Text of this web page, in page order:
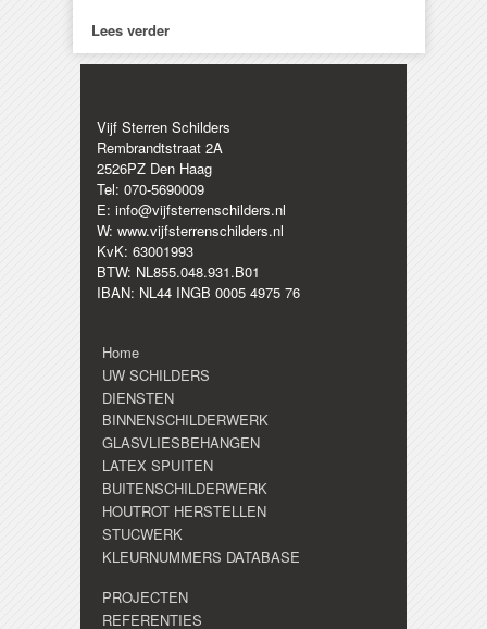
Lees verder
Vijf Sterren Schilders
Rembrandtstraat 2A
2526PZ Den Haag
Tel: 070-5690009
E: info@vijfsterrenschilders.nl
W: www.vijfsterrenschilders.nl
KvK: 63001993
BTW: NL855.048.931.B01
IBAN: NL44 INGB 0005 4975 76
Home
UW SCHILDERS
DIENSTEN
BINNENSCHILDERWERK
GLASVLIESBEHANGEN
LATEX SPUITEN
BUITENSCHILDERWERK
HOUTROT HERSTELLEN
STUCWERK
KLEURNUMMERS DATABASE
PROJECTEN
REFERENTIES